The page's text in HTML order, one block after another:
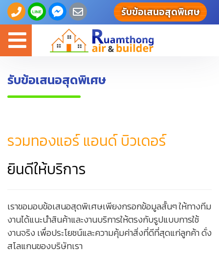
รับข้อเสนอสุดพิเศษ
Toggle
navigation
รับข้อเสนอสุดพิเศษ
รวมทองแอร์ แอนด์ บิวเดอร์
ยินดีให้บริการ
เราขอมอบข้อเสนอสุดพิเศษเพียงกรอกข้อมูลสั้นๆ ให้ทางทีม
งานได้แนะนำสินค้าและงานบริการให้ตรงกับรูปแบบการใช้
งานจริง เพื่อประโยชน์และความคุ้มค่าสิ่งที่ดีที่สุดแก่ลูกค้า ดั่ง
สโลแกนของบริษัทเรา